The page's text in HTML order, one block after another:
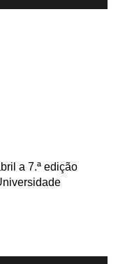
a 7.ª edição